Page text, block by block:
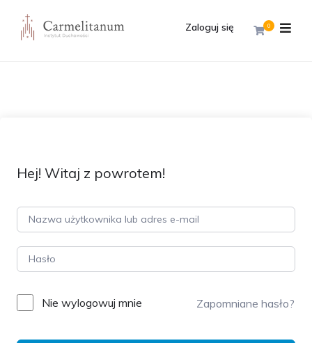
0
Zaloguj się
Hej! Witaj z powrotem!
Nie wylogowuj mnie Zapomniane hasło?